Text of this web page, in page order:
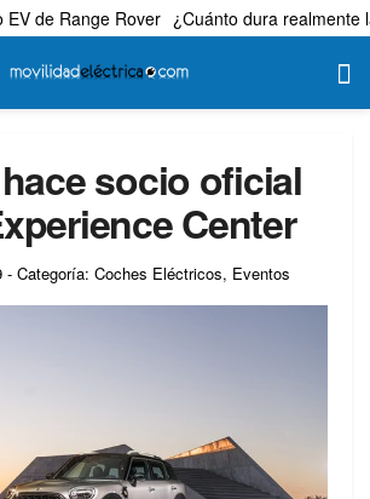
EV de Range Rover ¿Cuánto dura realmente
socio oficial
Center
- Categoría: Coches Eléctricos, Eventos